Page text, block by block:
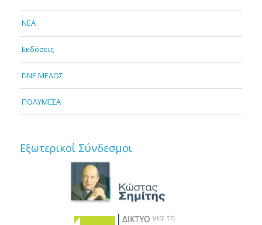
NEA
Εκδόσεις
ΓΙΝΕ ΜΕΛΟΣ
ΠΟΛΥΜΕΣΑ
Εξωτερικοί Σύνδεσμοι